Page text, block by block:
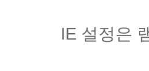
IE 설정은